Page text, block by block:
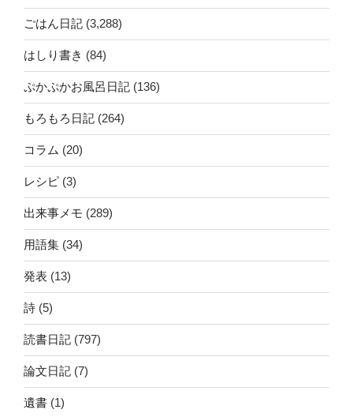
ごはん日記 (3,288)
はしり書き (84)
ぷかぷかお風呂日記 (136)
もろもろ日記 (264)
コラム (20)
レシピ (3)
出来事メモ (289)
用語集 (34)
発表 (13)
詩 (5)
読書日記 (797)
論文日記 (7)
遺書 (1)